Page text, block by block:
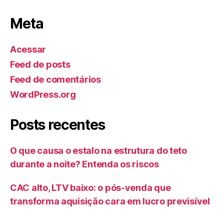
Meta
Acessar
Feed de posts
Feed de comentários
WordPress.org
Posts recentes
O que causa o estalo na estrutura do teto
durante a noite? Entenda os riscos
CAC alto, LTV baixo: o pós-venda que
transforma aquisição cara em lucro previsível